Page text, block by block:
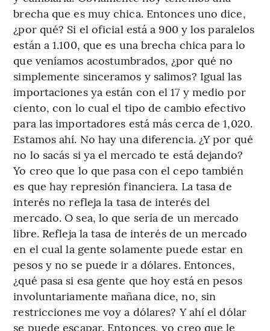
brecha que es muy chica. Entonces uno dice,
¿por qué? Si el oficial está a 900 y los paralelos
están a 1.100, que es una brecha chica para lo
que veníamos acostumbrados, ¿por qué no
simplemente sinceramos y salimos? Igual las
importaciones ya están con el 17 y medio por
ciento, con lo cual el tipo de cambio efectivo
para las importadores está más cerca de 1,020.
Estamos ahí. No hay una diferencia. ¿Y por qué
no lo sacás si ya el mercado te está dejando?
Yo creo que lo que pasa con el cepo también
es que hay represión financiera. La tasa de
interés no refleja la tasa de interés del
mercado. O sea, lo que sería de un mercado
libre. Refleja la tasa de interés de un mercado
en el cual la gente solamente puede estar en
pesos y no se puede ir a dólares. Entonces,
¿qué pasa si esa gente que hoy está en pesos
involuntariamente mañana dice, no, sin
restricciones me voy a dólares? Y ahí el dólar
se puede escapar. Entonces, yo creo que le